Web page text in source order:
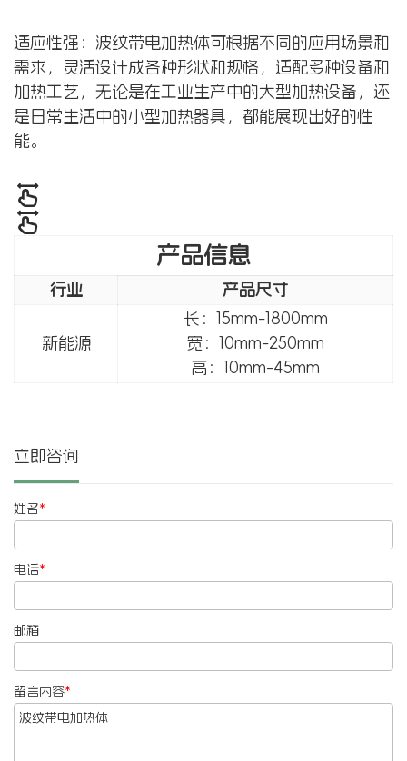
适应性强：波纹带电加热体可根据不同的应用场景和
需求，灵活设计成各种形状和规格，适配多种设备和
加热工艺，无论是在工业生产中的大型加热设备，还
是日常生活中的小型加热器具，都能展现出好的性
能。
产品信息
行业 产品尺寸
新能源
长：15mm-1800mm
宽：10mm-250mm
高：10mm-45mm
立即咨询
姓名*
电话*
邮箱
留言内容*